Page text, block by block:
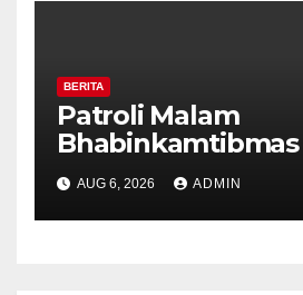
BERITA
Patroli Malam
Bhabinkamtibmas
Pilar Kelurahan
Perkuat
Diajak Aktifkan
AUG 6, 2026 ADMIN